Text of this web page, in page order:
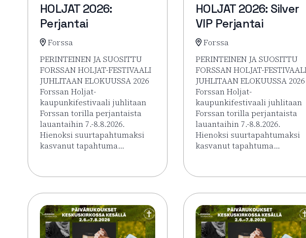
HOLJAT 2026:
Perjantai
Forssa
PERINTEINEN JA SUOSITTU
FORSSAN HOLJAT-FESTIVAALI
JUHLITAAN ELOKUUSSA 2026
Forssan Holjat-
kaupunkifestivaali juhlitaan
Forssan torilla perjantaista
lauantaihin 7.-8.8.2026.
Hienoksi suurtapahtumaksi
kasvanut tapahtuma…
Lue lisää tapahtumasta HOLJAT 2026: Perjantai
HOLJAT 2026: Silver
VIP Perjantai
Forssa
PERINTEINEN JA SUOSITTU
FORSSAN HOLJAT-
JUHLITAAN ELOKUUSSA 2026
Forssan Holjat-
kaupunkifestivaali juhlitaan
Forssan torilla perjantaista
lauantaihin 7.-8.8.2026.
Hienoksi suurtapahtumaksi
kasvanut tapahtuma…
Lue lisää tapahtumasta